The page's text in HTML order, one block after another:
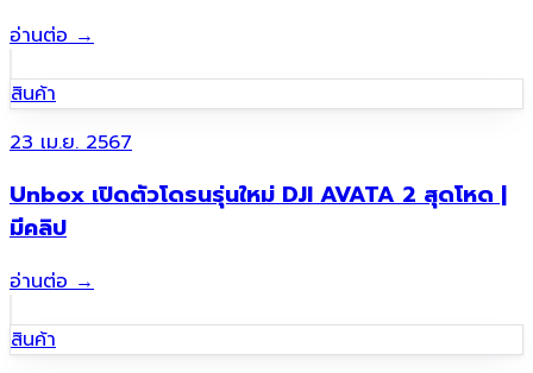
อ่านต่อ →
สินค้า
23 เม.ย. 2567
Unbox เปิดตัวโดรนรุ่นใหม่ DJI AVATA 2 สุดโหด |
มีคลิป
อ่านต่อ→
สินค้า